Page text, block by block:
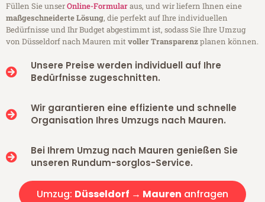
Füllen Sie unserOnline-Formularaus, und wir liefern Ihnen eine
maßgeschneiderte Lösung, die perfekt auf Ihre individuellen
Bedürfnisse und Ihr Budget abgestimmt ist, sodass Sie Ihre Umzug
von Düsseldorf nach Mauren mitvoller Transparenzplanen können.
Unsere Preise werden individuell auf Ihre
Bedürfnisse zugeschnitten.
Wir garantieren eine effiziente und schnelle
Organisation Ihres Umzugs nach Mauren.
Bei Ihrem Umzug nach Mauren genießen Sie
unseren Rundum-sorglos-Service.
Umzug: Düsseldorf → Mauren anfragen